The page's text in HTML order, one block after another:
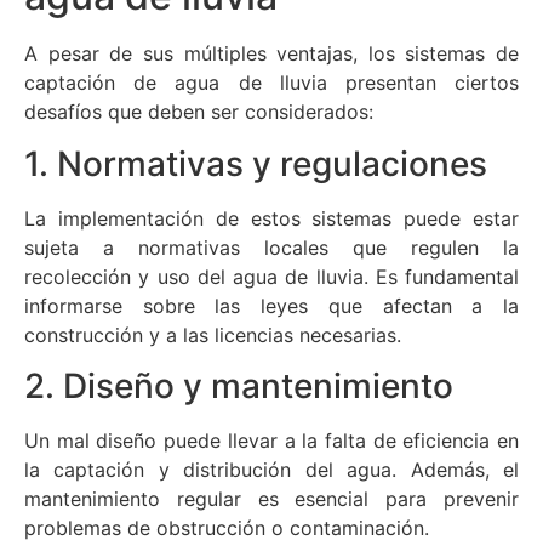
A pesar de sus múltiples ventajas, los sistemas de
captación de agua de lluvia presentan ciertos
desafíos que deben ser considerados:
1. Normativas y regulaciones
La implementación de estos sistemas puede estar
sujeta a normativas locales que regulen la
recolección y uso del agua de lluvia. Es fundamental
informarse sobre las leyes que afectan a la
construcción y a las licencias necesarias.
2. Diseño y mantenimiento
Un mal diseño puede llevar a la falta de eficiencia en
la captación y distribución del agua. Además, el
mantenimiento regular es esencial para prevenir
problemas de obstrucción o contaminación.